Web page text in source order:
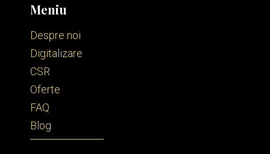
Meniu
Despre noi
Digitalizare
CSR
Oferte
FAQ
Blog